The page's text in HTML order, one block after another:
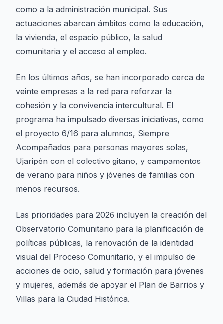
como a la administración municipal. Sus
actuaciones abarcan ámbitos como la educación,
la vivienda, el espacio público, la salud
comunitaria y el acceso al empleo.
En los últimos años, se han incorporado cerca de
veinte empresas a la red para reforzar la
cohesión y la convivencia intercultural. El
programa ha impulsado diversas iniciativas, como
el proyecto 6/16 para alumnos, Siempre
Acompañados para personas mayores solas,
Ujaripén con el colectivo gitano, y campamentos
de verano para niños y jóvenes de familias con
menos recursos.
Las prioridades para 2026 incluyen la creación del
Observatorio Comunitario para la planificación de
políticas públicas, la renovación de la identidad
visual del Proceso Comunitario, y el impulso de
acciones de ocio, salud y formación para jóvenes
y mujeres, además de apoyar el Plan de Barrios y
Villas para la Ciudad Histórica.